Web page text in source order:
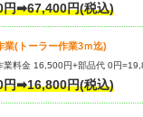
円➡67,400円(税込)
業(トーラー作業3ｍ迄)
業料金 16,500円+部品代 0円
円➡16,800円(税込)